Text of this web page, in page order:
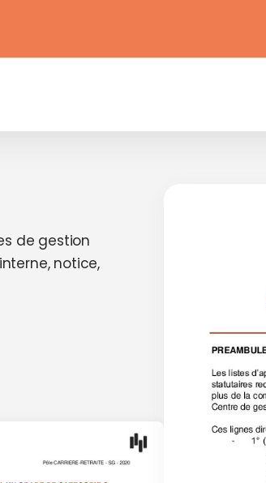
de gestion
notice,